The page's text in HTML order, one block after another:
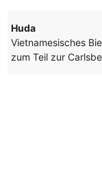
Huda
Vietnamesisches
zum Teil zur